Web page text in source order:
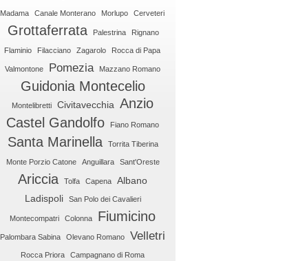
Madama Canale Monterano Morlupo Cerveteri
Grottaferrata Palestrina Rignano
Flaminio Filacciano Zagarolo Rocca di Papa
Valmontone Pomezia Mazzano Romano
Guidonia Montecelio
Montelibretti Civitavecchia Anzio
Castel Gandolfo
Fiano Romano
Santa Marinella Torrita Tiberina
Monte Porzio Catone Anguillara Sant'Oreste
Ariccia Tolfa Capena
Albano
Ladispoli
San Polo dei Cavalieri
Montecompatri Colonna Fiumicino
Palombara Sabina Olevano Romano Velletri
Rocca Priora Campagnano di Roma